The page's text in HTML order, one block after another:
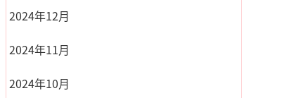
2024年12月
2024年11月
2024年10月